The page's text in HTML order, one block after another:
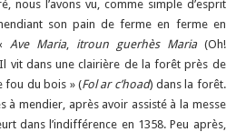
nous l’avons vu, comme simple d’esprit
son pain de ferme en ferme en
Ave Maria, itroun guerhès Maria(Oh!
vit dans une clairière de la forêt près de
fou du bois » (Fol ar c’hoad) dans la forêt.
à mendier, après avoir assisté à la messe
dans l’indifférence en 1358. Peu après,